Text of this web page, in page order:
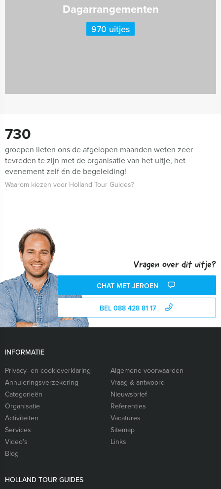
Dagarrangementen
970 uitjes
730
groepen lieten ons de afgelopen maanden weten zeer
tevreden te zijn met de organisatie van het uitje, het
evenement zelf én de begeleiding!
Waarom kiezen voor Holland Tour Guides?
Vragen over dit uitje?
CHAT MET JEROEN
BEL 088 428 81 17
INFORMATIE
Privacy- en cookieverklaring
Algemene voorwaarden
Annuleringsverzekering
Vraag & antwoord
Categorieën
Nieuwsbrief
Organisatie
Referenties
Activiteiten
Vacatures
Services
Sitemap
Video’s
Links
Blog
HOLLAND TOUR GUIDES